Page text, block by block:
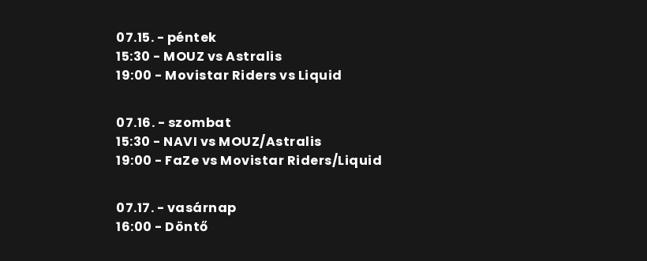
07.15. - péntek
15:30 - MOUZ vs Astralis
19:00 - Movistar Riders vs Liquid
07.16. - szombat
15:30 - NAVI vs MOUZ/Astralis
19:00 - FaZe vs Movistar Riders/Liquid
07.17. - vasárnap
16:00 - Döntő